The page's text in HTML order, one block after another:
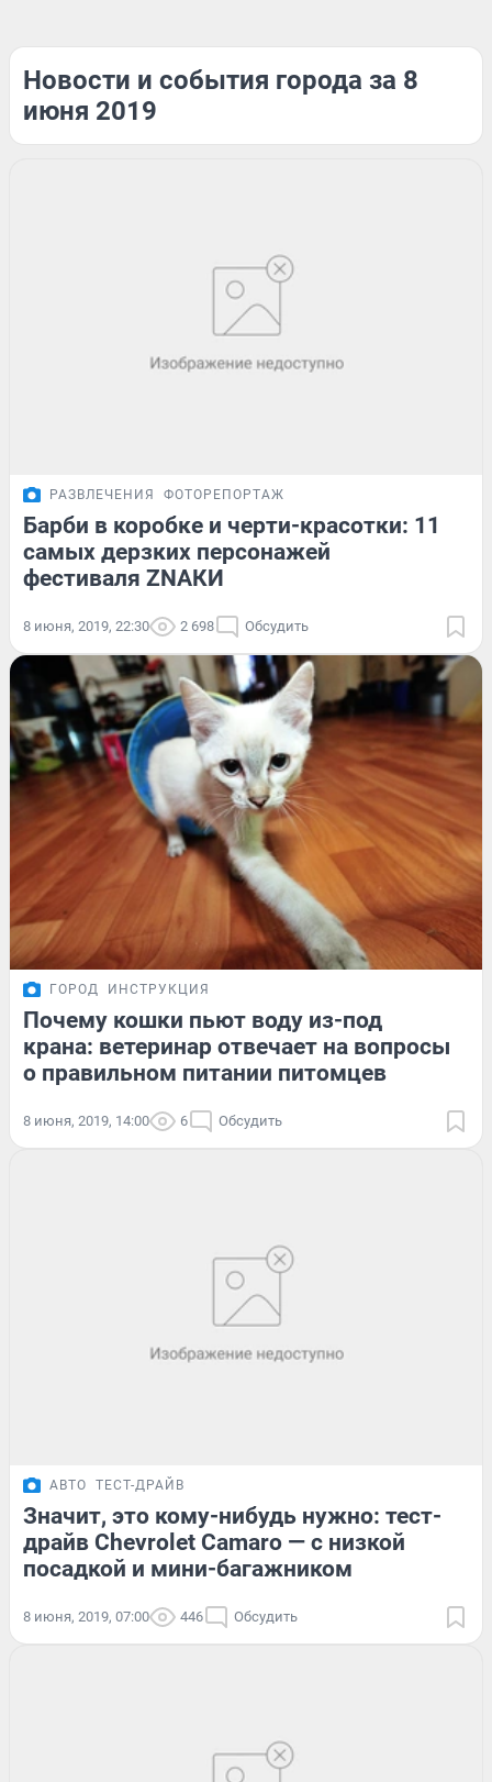
Новости и события города за 8
июня 2019
РАЗВЛЕЧЕНИЯ ФОТОРЕПОРТАЖ
Барби в коробке и черти-красотки: 11
самых дерзких персонажей
фестиваля ZNАКИ
8 июня, 2019, 22:30 2 698 Обсудить
ГОРОД ИНСТРУКЦИЯ
Почему кошки пьют воду из-под
крана: ветеринар отвечает на вопросы
о правильном питании питомцев
8 июня, 2019, 14:00 6 Обсудить
АВТО ТЕСТ-ДРАЙВ
Значит, это кому-нибудь нужно: тест-
драйв Chevrolet Camaro — с низкой
посадкой и мини-багажником
8 июня, 2019, 07:00 446 Обсудить